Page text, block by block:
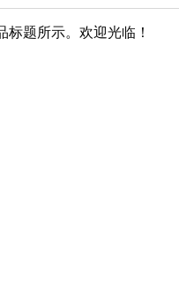
题所示。欢迎光临！